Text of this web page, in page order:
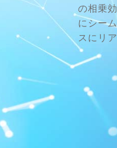
の相乗
にシー
スにリ